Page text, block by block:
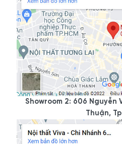
Showroom 2: 606 Nguyễn
Thuận, Tp